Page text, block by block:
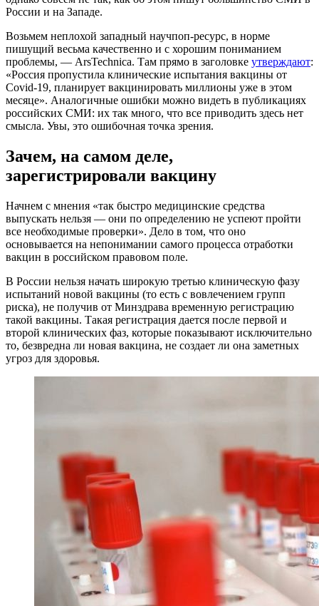
России и на Западе.
Возьмем неплохой западный научпоп-ресурс, в норме
пишущий весьма качественно и с хорошим пониманием
проблемы, — ArsTechnica. Там прямо в заголовке утверждают:
«Россия пропустила клинические испытания вакцины от
Covid-19, планирует вакцинировать миллионы уже в этом
месяце». Аналогичные ошибки можно видеть в публикациях
российских СМИ: их так много, что все приводить здесь нет
смысла. Увы, это ошибочная точка зрения.
Зачем, на самом деле,
зарегистрировали вакцину
Начнем с мнения «так быстро медицинские средства
выпускать нельзя — они по определению не успеют пройти
все необходимые проверки». Дело в том, что оно
основывается на непонимании самого процесса отработки
вакцин в российском правовом поле.
В России нельзя начать широкую третью клиническую фазу
испытаний новой вакцины (то есть с вовлечением групп
риска), не получив от Минздрава временную регистрацию
такой вакцины. Такая регистрация дается после первой и
второй клинических фаз, которые показывают исключительно
то, безвредна ли новая вакцина, не создает ли она заметных
угроз для здоровья.